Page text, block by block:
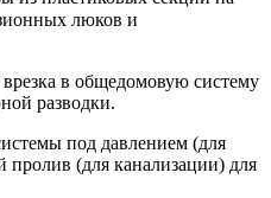
люков и
в общедомовую систему
разводки.
под давлением (для
пролив (для канализации) для